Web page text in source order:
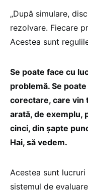
„După simulare,
rezolvare. Fiecare
Acestea sunt
Se poate face cu
problemă. Se
corectare, care vin
arată, de exemplu,
cinci, din șapte
Hai, să vedem.
Acestea sunt
sistemul de